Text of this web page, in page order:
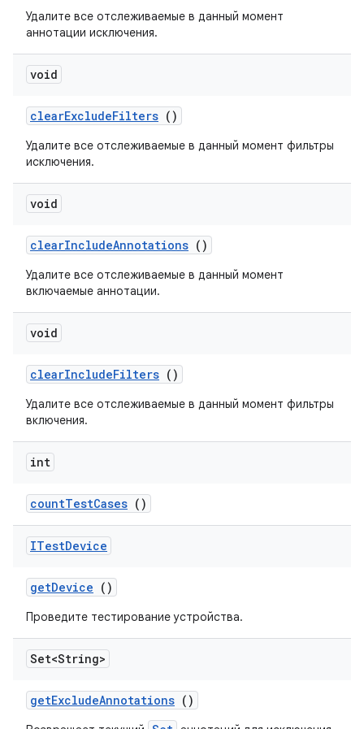
Удалите все отслеживаемые в данный момент
аннотации исключения.
void
clearExcludeFilters ()
Удалите все отслеживаемые в данный момент фильтры
исключения.
void
clearIncludeAnnotations ()
Удалите все отслеживаемые в данный момент
включаемые аннотации.
void
clearIncludeFilters ()
Удалите все отслеживаемые в данный момент фильтры
включения.
int
countTestCases ()
ITestDevice
getDevice ()
Проведите тестирование устройства.
Set<String>
getExcludeAnnotations ()